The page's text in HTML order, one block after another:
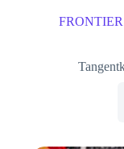
FRONTIER